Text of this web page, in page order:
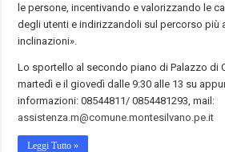
le persone, incentivando e valorizzando le
degli utenti e indirizzandoli sul percorso più
inclinazioni».
Lo sportello al secondo piano di Palazzo di
martedì e il giovedì dalle 9:30 alle 13 su
informazioni: 08544811/ 0854481293, mail:
assistenza.m@comune.montesilvano.pe.it
Leggi Tutto »